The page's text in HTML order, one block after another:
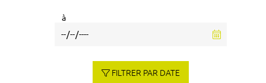
à
FILTRER PAR DATE